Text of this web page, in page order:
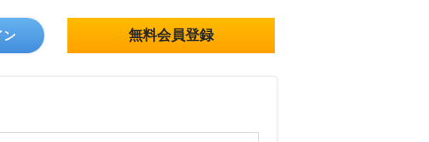
ン 無料会員登録